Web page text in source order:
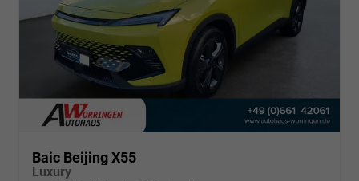
Baic Beijing X55
Luxury